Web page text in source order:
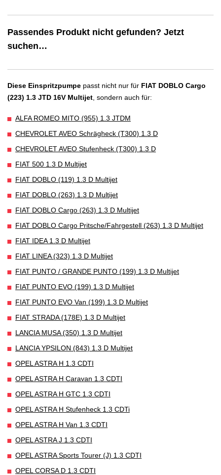
Passendes Produkt nicht gefunden? Jetzt
suchen…
Diese Einspritzpumpe passt nicht nur für FIAT DOBLO Cargo
(223) 1.3 JTD 16V Multijet , sondern auch für:
ALFA ROMEO MITO (955) 1.3 JTDM
CHEVROLET AVEO Schrägheck (T300) 1.3 D
CHEVROLET AVEO Stufenheck (T300) 1.3 D
FIAT 500 1.3 D Multijet
FIAT DOBLO (119) 1.3 D Multijet
FIAT DOBLO (263) 1.3 D Multijet
FIAT DOBLO Cargo (263) 1.3 D Multijet
FIAT DOBLO Cargo Pritsche/Fahrgestell (263) 1.3 D Multijet
FIAT IDEA 1.3 D Multijet
FIAT LINEA (323) 1.3 D Multijet
FIAT PUNTO / GRANDE PUNTO (199) 1.3 D Multijet
FIAT PUNTO EVO (199) 1.3 D Multijet
FIAT PUNTO EVO Van (199) 1.3 D Multijet
FIAT STRADA (178E) 1.3 D Multijet
LANCIA MUSA (350) 1.3 D Multijet
LANCIA YPSILON (843) 1.3 D Multijet
OPEL ASTRA H 1.3 CDTI
OPEL ASTRA H Caravan 1.3 CDTI
OPEL ASTRA H GTC 1.3 CDTI
OPEL ASTRA H Stufenheck 1.3 CDTi
OPEL ASTRA H Van 1.3 CDTI
OPEL ASTRA J 1.3 CDTI
OPEL ASTRA Sports Tourer (J) 1.3 CDTI
OPEL CORSA D 1.3 CDTI